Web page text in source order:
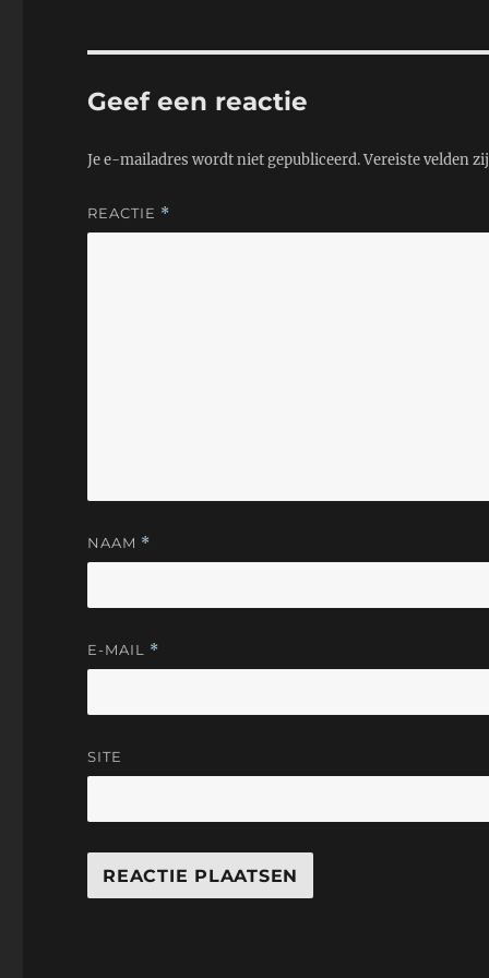
Geef een reactie
Je e-mailadres wordt niet gepubliceerd.Vereiste velden
REACTIE *
NAAM *
E-MAIL *
SITE